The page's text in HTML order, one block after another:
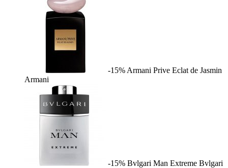
-15% Armani Prive Eclat de Jasmin
Armani
-15% Bvlgari Man Extreme Bvlgari